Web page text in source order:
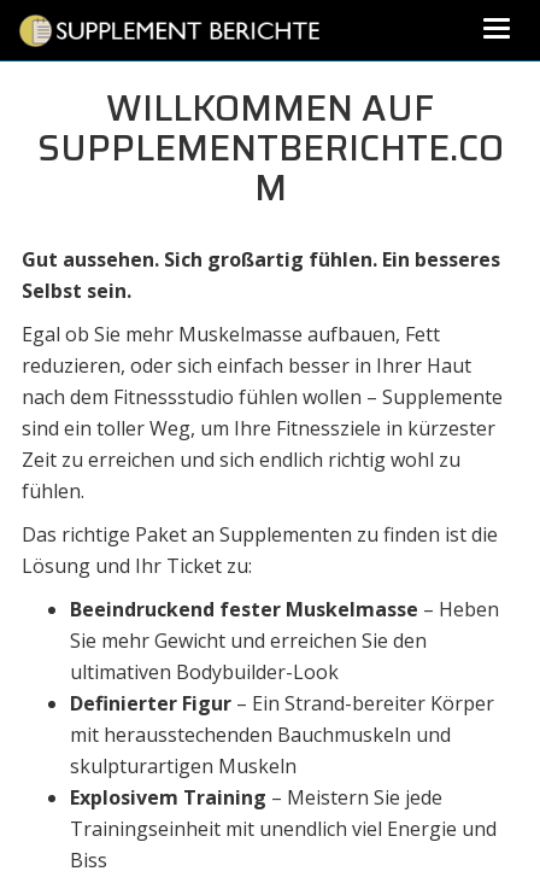
WILLKOMMEN AUF
SUPPLEMENTBERICHTE.CO
M
Gut aussehen. Sich großartig fühlen. Ein besseres
Selbst sein.
Egal ob Sie mehr Muskelmasse aufbauen, Fett
reduzieren, oder sich einfach besser in Ihrer Haut
nach dem Fitnessstudio fühlen wollen – Supplemente
sind ein toller Weg, um Ihre Fitnessziele in kürzester
Zeit zu erreichen und sich endlich richtig wohl zu
fühlen.
Das richtige Paket an Supplementen zu finden ist die
Lösung und Ihr Ticket zu:
Beeindruckend fester Muskelmasse – Heben
Sie mehr Gewicht und erreichen Sie den
ultimativen Bodybuilder-Look
Definierter Figur– Ein Strand-bereiter Körper
mit herausstechenden Bauchmuskeln und
skulpturartigen Muskeln
Explosivem Training – Meistern Sie jede
Trainingseinheit mit unendlich viel Energie und
Biss